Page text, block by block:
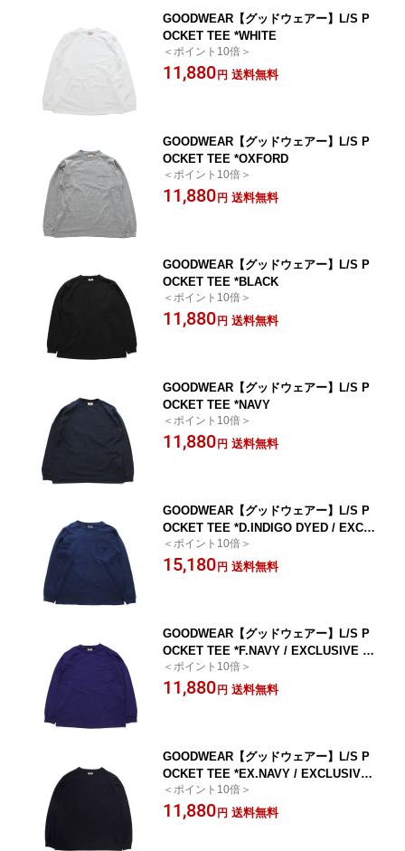
GOODWEAR【グッドウェアー】L/S P
OCKET TEE *WHITE
＜ポイント10倍＞
11,880円 送料無料
GOODWEAR【グッドウェアー】L/S P
OCKET TEE *OXFORD
＜ポイント10倍＞
11,880円 送料無料
GOODWEAR【グッドウェアー】L/S P
OCKET TEE *BLACK
＜ポイント10倍＞
11,880円 送料無料
GOODWEAR【グッドウェアー】L/S P
OCKET TEE *NAVY
＜ポイント10倍＞
11,880円 送料無料
GOODWEAR【グッドウェアー】L/S P
OCKET TEE *D.INDIGO DYED / EXCL
USIVE DYED
＜ポイント10倍＞
15,180円 送料無料
GOODWEAR【グッドウェアー】L/S P
OCKET TEE *F.NAVY / EXCLUSIVE C
OLOR
＜ポイント10倍＞
11,880円 送料無料
GOODWEAR【グッドウェアー】L/S P
OCKET TEE *EX.NAVY / EXCLUSIVE
COLOR
＜ポイント10倍＞
11,880円 送料無料